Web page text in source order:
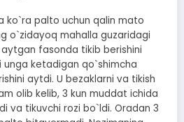
ko`ra palto uchun qalin mato
o`zidayoq mahalla guzaridagi
fasonda tikib berishini
unga ketadigan qo`shimcha
aytdi. U bezaklarni va tikish
olib kelib, 3 kun muddat ichida
va tikuvchi rozi bo`ldi. Oradan 3